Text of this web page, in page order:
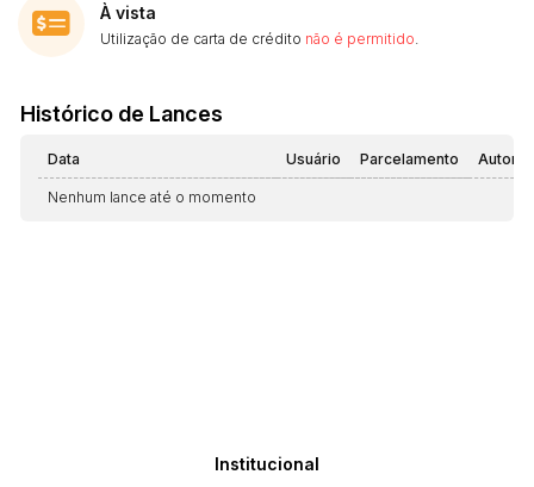
À vista
Utilização de carta de crédito não é permitido
Histórico de Lances
Data Usuário Parcelamento
Nenhum lance até o momento
Institucional